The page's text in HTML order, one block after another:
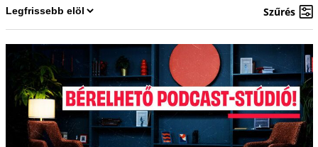
Szűrés